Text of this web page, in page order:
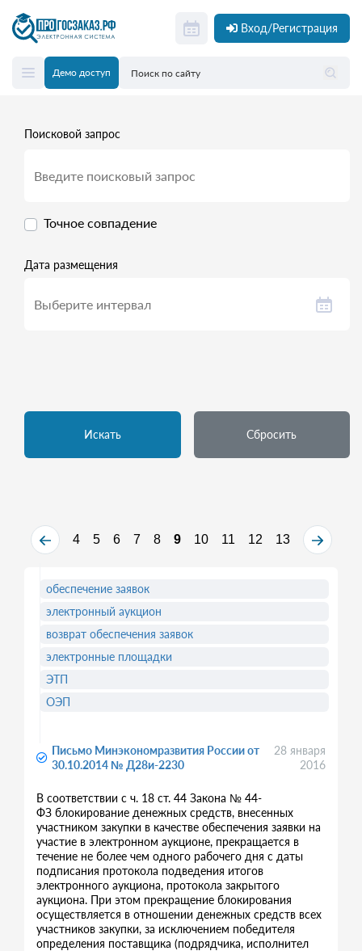
Вход/Регистрация
Демо доступ
Поисковой запрос
Точное совпадение
Дата размещения
Искать Сбросить
4 5 6 7 8 9 10 11 12 13
Письмо Минэкономразвития России от
30.10.2014 № Д28и-2230
28 января
2016
В соответствии с ч. 18 ст. 44 Закона № 44-
ФЗ блокирование денежных средств, внесенных
участником закупки в качестве обеспечения заявки на
участие в электронном аукционе, прекращается в
течение не более чем одного рабочего дня с даты
подписания протокола подведения итогов
электронного аукциона, протокола закрытого
аукциона. При этом прекращение блокирования
осуществляется в отношении денежных средств всех
участников закупки, за исключением победителя
определения поставщика (подрядчика, исполнител
обеспечение заявок
электронный аукцион
возврат обеспечения заявок
электронные площадки
ЭТП
ОЭП